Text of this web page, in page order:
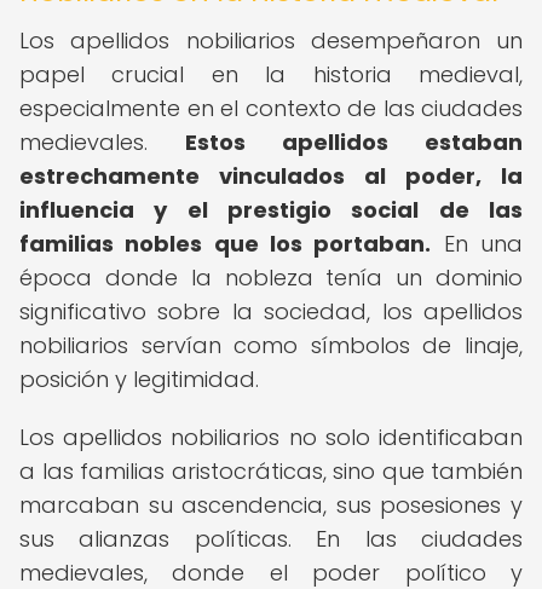
Los apellidos nobiliarios desempeñaron un
papel crucial en la historia medieval,
especialmente en el contexto de las ciudades
medievales. Estos apellidos estaban
estrechamente vinculados al poder, la
influencia y el prestigio social de las
familias nobles que los portaban. En una
época donde la nobleza tenía un dominio
significativo sobre la sociedad, los apellidos
nobiliarios servían como símbolos de linaje,
posición y legitimidad.
Los apellidos nobiliarios no solo identificaban
a las familias aristocráticas, sino que también
marcaban su ascendencia, sus posesiones y
sus alianzas políticas. En las ciudades
medievales, donde el poder político y